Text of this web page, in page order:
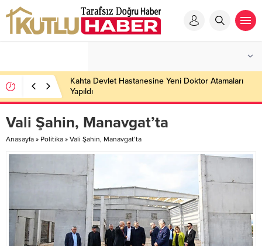
Kahta Devlet Hastanesine Yeni Doktor Atamaları
Yapıldı
Vali Şahin, Manavgat’ta
Anasayfa » Politika » Vali Şahin, Manavgat’ta